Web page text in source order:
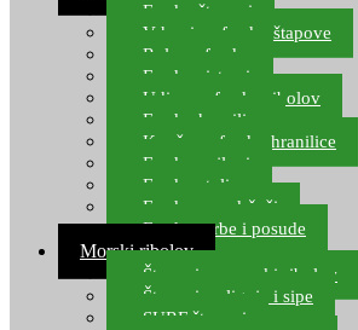
Feeder štapovi
Vrhovi za feeder štapove
Role za feeder
Feeder sistemi
Udice za feeder ribolov
Feeder hranilice
Kopče za feeder hranilice
Feeder najloni
Feeder stolice
Feeder arm držači
Feeder torbe i posude
Morski ribolov
Štapovi za morski ribolov
Štapovi za lignje i sipe
SURF štapovi